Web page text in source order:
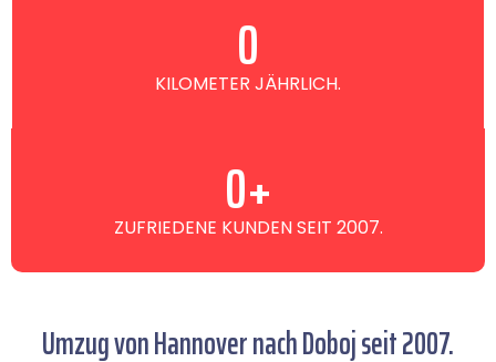
KILOMETER JÄHRLICH.
0
ZUFRIEDENE KUNDEN SEIT 2007.
0+
Umzug von Hannover nach Doboj seit 2007.